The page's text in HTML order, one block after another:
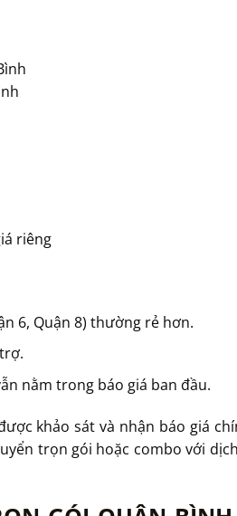
riêng
6, Quận 8) thường rẻ hơn.
nằm trong báo giá ban đầu.
khảo sát và nhận báo giá
trọn gói hoặc combo với